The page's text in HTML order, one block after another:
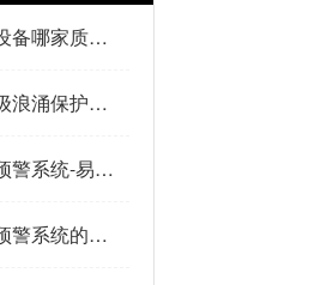
备哪家质量
浪涌保护器
警系统-易造
警系统的传